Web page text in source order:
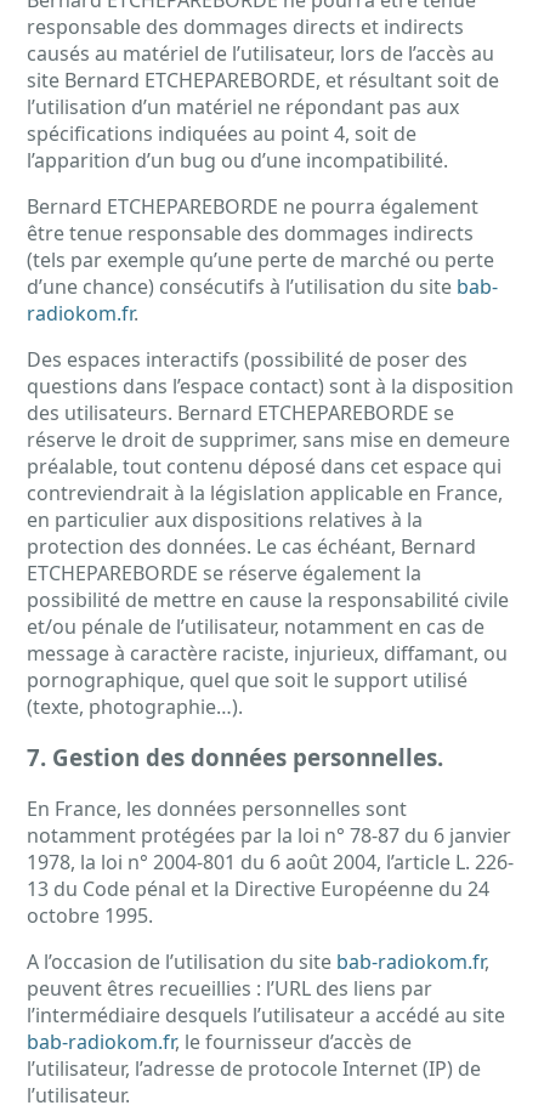
responsable des dommages directs et indirects
causés au matériel de l’utilisateur, lors de l’accès au
site Bernard ETCHEPAREBORDE, et résultant soit de
l’utilisation d’un matériel ne répondant pas aux
spécifications indiquées au point 4, soit de
l’apparition d’un bug ou d’une incompatibilité.
Bernard ETCHEPAREBORDE ne pourra également
être tenue responsable des dommages indirects
(tels par exemple qu’une perte de marché ou perte
d’une chance) consécutifs à l’utilisation du site bab-
radiokom.fr.
Des espaces interactifs (possibilité de poser des
questions dans l’espace contact) sont à la disposition
des utilisateurs. Bernard ETCHEPAREBORDE se
réserve le droit de supprimer, sans mise en demeure
préalable, tout contenu déposé dans cet espace qui
contreviendrait à la législation applicable en France,
en particulier aux dispositions relatives à la
protection des données. Le cas échéant, Bernard
ETCHEPAREBORDE se réserve également la
possibilité de mettre en cause la responsabilité civile
et/ou pénale de l’utilisateur, notamment en cas de
message à caractère raciste, injurieux, diffamant, ou
pornographique, quel que soit le support utilisé
(texte, photographie…).
7. Gestion des données personnelles.
En France, les données personnelles sont
notamment protégées par la loi n° 78-87 du 6 janvier
1978, la loi n° 2004-801 du 6 août 2004, l’article L. 226-
13 du Code pénal et la Directive Européenne du 24
octobre 1995.
A l’occasion de l’utilisation du site bab-radiokom.fr,
peuvent êtres recueillies : l’URL des liens par
l’intermédiaire desquels l’utilisateur a accédé au site
bab-radiokom.fr, le fournisseur d’accès de
l’utilisateur, l’adresse de protocole Internet (IP) de
l’utilisateur.